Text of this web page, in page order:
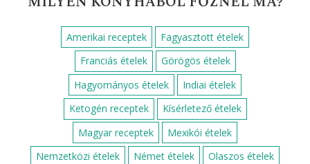
Amerikai receptek
Fagyasztott ételek
Franciás ételek
Görögös ételek
Hagyományos ételek
Indiai ételek
Ketogén receptek
Kísérletező ételek
Magyar receptek
Mexikói ételek
Nemzetközi ételek
Német ételek
Olaszos ételek